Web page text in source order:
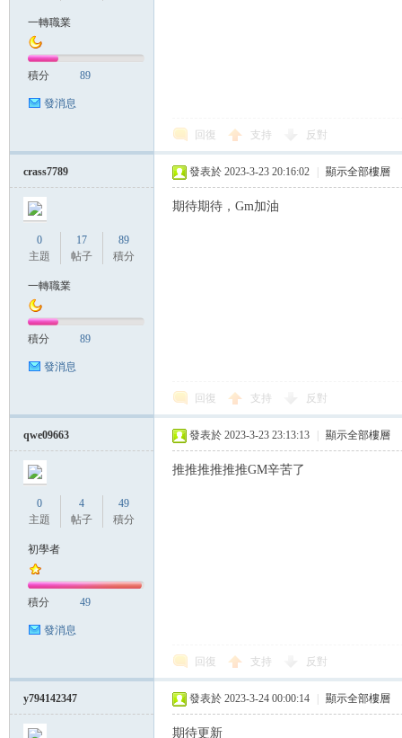
一轉職業
積分 89
發消息
回復 支持 反對
crass7789
0
主題
17
帖子
89
積分
一轉職業
積分 89
發消息
發表於 2023-3-23 20:16:02 顯示全部樓層
期待期待，Gm加油
回復 支持 反對
qwe09663
0
主題
4
帖子
49
積分
初學者
積分 49
發消息
發表於 2023-3-23 23:13:13 顯示全部樓層
推推推推推推GM辛苦了
回復 支持 反對
y794142347 發表於 2023-3-24 00:00:14 顯示全部樓層
期待更新